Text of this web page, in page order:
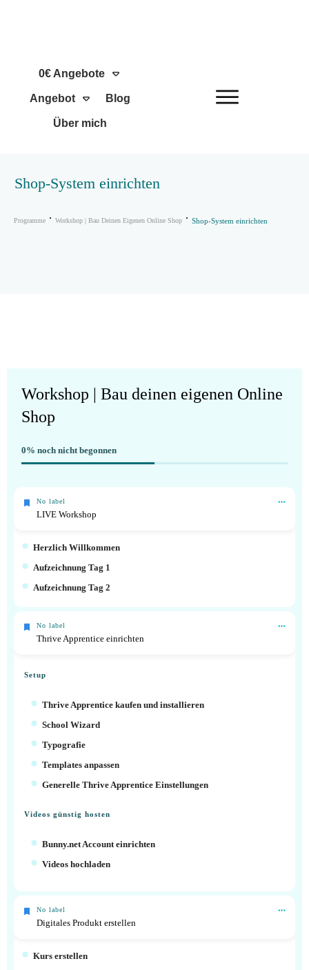
0€ Angebote
Angebot Blog
Über mich
Shop-System einrichten
Programme Workshop | Bau Deinen Eigenen Online Shop Shop-System einrichten
Workshop | Bau deinen eigenen Online
Shop
0% noch nicht begonnen
No label
LIVE Workshop
Herzlich Willkommen
Aufzeichnung Tag 1
Aufzeichnung Tag 2
No label
Thrive Apprentice einrichten
Setup
Thrive Apprentice kaufen und installieren
School Wizard
Typografie
Templates anpassen
Generelle Thrive Apprentice Einstellungen
Videos günstig hosten
Bunny.net Account einrichten
Videos hochladen
No label
Digitales Produkt erstellen
Kurs erstellen